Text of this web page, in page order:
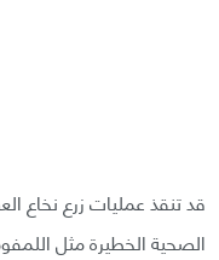
قد تنقذ عمليات زرع
الصحية الخطيرة مثل